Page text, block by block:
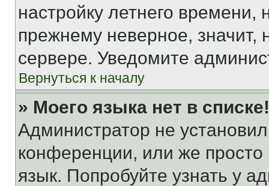
настройку летнего
прежнему неверное, значит,
сервере. Уведомите
Вернуться к началу
» Моего языка нет в списке!
Администратор не
конференции, или же
язык. Попробуйте узнать у